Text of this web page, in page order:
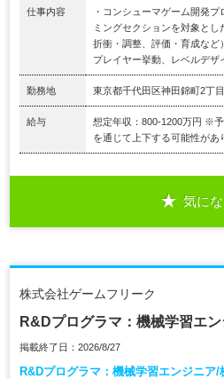
仕事内容
・コンシューマゲーム開発
ミングセクションを対象とし
折衝・調整、評価・育成など
プレイヤー挙動、レベルデザ
勤務地 東京都千代田区神田錦町2丁
給与
想定年収：800-1200万円 ※
を通じて上下する可能性があ
気に
株式会社ゲームフリーク
R&Dプログラマ：機械学習エ
掲載終了日：2026/8/27
R&Dプログラマ：機械学習エンジニア